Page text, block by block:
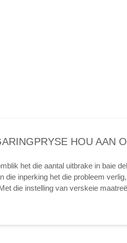
HOU AAN
het die aantal uitbrake in baie
die inperking het die probleem
die instelling van verskeie